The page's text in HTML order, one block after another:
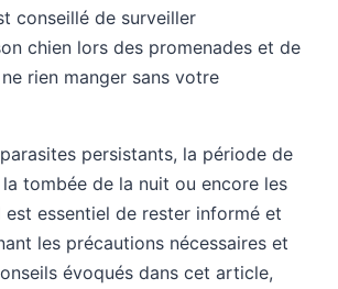
conseillé de surveiller
chien lors des promenades et de
rien manger sans votre
persistants, la période de
la tombée de la nuit ou encore les
est essentiel de rester informé et
les précautions nécessaires et
évoqués dans cet article,